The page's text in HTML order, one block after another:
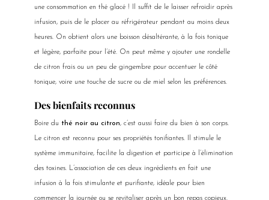
une consommation en thé glacé ! Il suffit de le laisser refroidir après
infusion, puis de le placer au réfrigérateur pendant au moins deux
heures. On obtient alors une boisson désaltérante, à la fois tonique
et légère, parfaite pour l’été. On peut même y ajouter une rondelle
de citron frais ou un peu de gingembre pour accentuer le côté
tonique, voire une touche de sucre ou de miel selon les préférences.
Des bienfaits reconnus
Boire du thé noir au citron, c’est aussi faire du bien à son corps.
Le citron est reconnu pour ses propriétés tonifiantes. Il stimule le
système immunitaire, facilite la digestion et participe à l’élimination
des toxines. L’association de ces deux ingrédients en fait une
infusion à la fois stimulante et purifiante, idéale pour bien
commencer la journée ou se revitaliser après un bon repas copieux.